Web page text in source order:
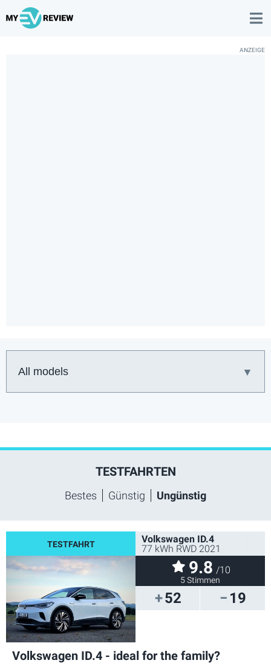
TESTFAHRTEN
Bestes Günstig Ungünstig
52 19
Volkswagen ID.4
77 kWh RWD 2021
9.8 /10
5 Stimmen
Volkswagen ID.4 - ideal for the family?